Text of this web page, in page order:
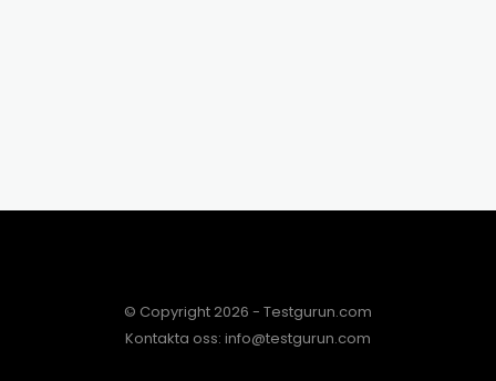
© Copyright 2026 - Testgurun.com
Kontakta oss: info@testgurun.com